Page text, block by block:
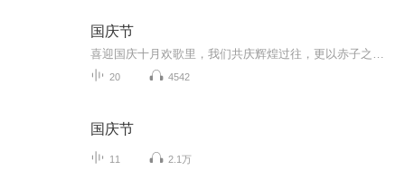
国庆节
20 4542
国庆节
11 2.1万